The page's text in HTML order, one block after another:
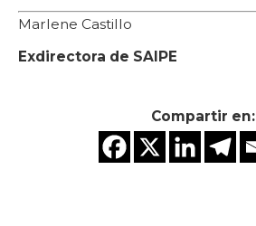
Marlene Castillo
Exdirectora de SAIPE
Compartir en: